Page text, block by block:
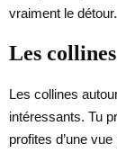
vraiment le détour.
Les
Les collines
intéressants. Tu
profites d’une